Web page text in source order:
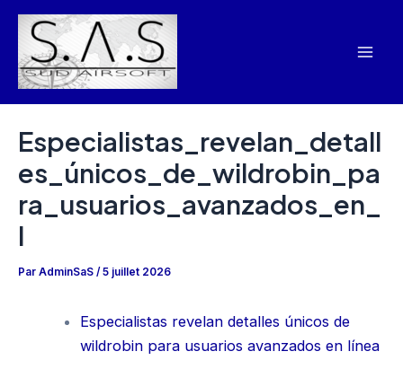
Aller
contenu
Especialistas_revelan_detall
es_únicos_de_wildrobin_pa
ra_usuarios_avanzados_en_
l
Par AdminSaS / 5 juillet 2026
Especialistas revelan detalles únicos de
wildrobin para usuarios avanzados en línea
Navigation
des
articles